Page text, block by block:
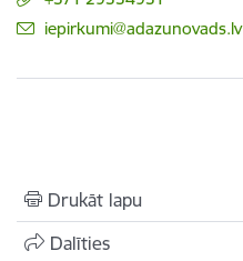
E-pasts:
iepirkumi@adazunovads.lv
Drukāt lapu
Dalīties